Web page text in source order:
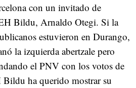
con un invitado de
Bildu, Arnaldo Otegi. Si la
estuvieron en Durango,
la izquierda abertzale pero
el PNV con los votos de
ha querido mostrar su